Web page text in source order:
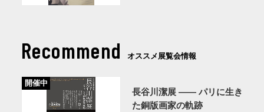
Recommend オススメ展覧会情報
開催中
長谷川潔展 ―― パリに生き
た銅版画家の軌跡